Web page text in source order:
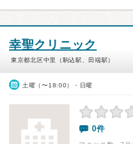
幸聖クリニック
東京都北区中里（駒込駅、田端駅）
土曜（〜18:00）・日曜
0件